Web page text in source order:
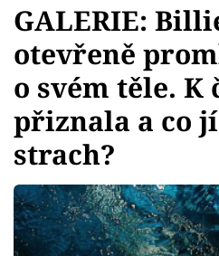
Témata
Showbyznys
Youtubeři
Virály
Sex a vztahy
GALERIE:
otevřeně
o svém těle. K
přiznala a co
strach?